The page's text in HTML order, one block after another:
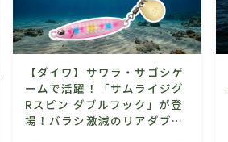
【ダイワ】サワラ・サゴシゲ
ームで活躍！「サムライジグ
Rスピン ダブルフック」が登
場！バラシ激減のリアダブル